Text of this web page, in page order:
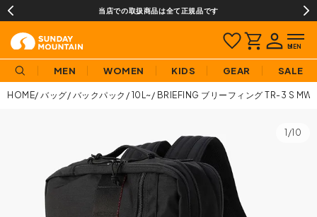
当店での取扱商品は全て正規品です
MEN WOMEN KIDS GEAR SALE
HOME バッグ バックパック 10L~ BRIEFING ブリーフィング TR-3 S MW
1/10